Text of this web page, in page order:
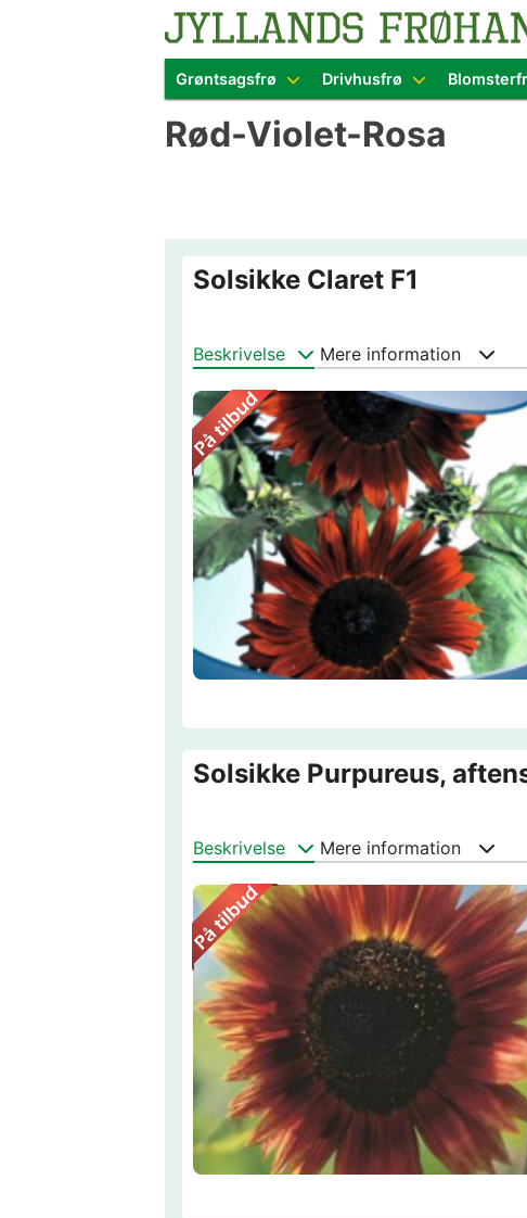
Skip
to
Blomster- og
Grøntsagsfrø Drivhusfrø
Rød-Violet-Rosa
Solsikke Claret F1
Beskrivelse Mere information
Solsikke Purpureus,
Beskrivelse Mere information